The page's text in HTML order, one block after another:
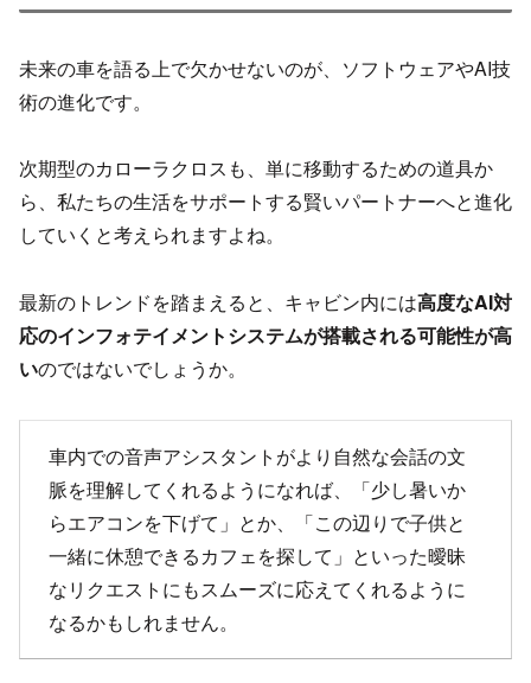
未来の車を語る上で欠かせないのが、ソフトウェアやAI技
術の進化です。
次期型のカローラクロスも、単に移動するための道具か
ら、私たちの生活をサポートする賢いパートナーへと進化
していくと考えられますよね。
最新のトレンドを踏まえると、キャビン内には高度なAI対
応のインフォテイメントシステムが搭載される可能性が高
いのではないでしょうか。
車内での音声アシスタントがより自然な会話の文
脈を理解してくれるようになれば、「少し暑いか
らエアコンを下げて」とか、「この辺りで子供と
一緒に休憩できるカフェを探して」といった曖昧
なリクエストにもスムーズに応えてくれるように
なるかもしれません。